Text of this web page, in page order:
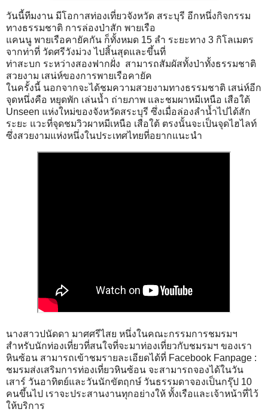
วันนี้ทีมงาน มีโอกาสท่องเที่ยวจังหวัด สระบุรี อีกหนึ่งกิจกรรม
ทางธรรมชาติ การล่องป่าสัก พายเรือ
แคนนู พายเรือคายัคกัน ก็ทั้งหมด 15 ลำ ระยะทาง 3 กิโลเมตร
จากท่าที่ วัดศรีวังม่วง ไปสิ้นสุดและขึ้นที่
ท่าสะบก ระหว่างสองฟากฝั่ง สามารถสัมผัสทั้งป่าทั้งธรรมชาติ
สวยงาม เสน่ห์ของการพายเรือคายัค
ในครั้งนี้ นอกจากจะได้ชมความสวยงามทางธรรมชาติ เสน่ห์อีก
จุดหนึ่งคือ หยุดพัก เล่นน้ำ ถ่ายภาพ และชมผาหมีเหนือ เสือใต้
Unseen แห่งใหม่ของจังหวัดสระบุรี ซึ่งเมื่อล่องลำน้ำไปได้สัก
ระยะ แวะที่จุดชมวิวผาหมีเหนือ เสือใต้ ตรงนั้นจะเป็นจุดไฮไลท์
ซึ่งสวยงามแห่งหนึ่งในประเทศไทยที่อยากแนะนำ
นางสาวปนัดดา มาศศรีไสย หนึ่งในคณะกรรมการชมรมฯ
สำหรับนักท่องเที่ยวที่สนใจที่จะมาท่องเที่ยวกับชมรมฯ ของเรา
หินซ้อน สามารถเข้าชมรายละเอียดได้ที่ Facebook Fanpage :
ชมรมส่งเสริมการท่องเที่ยวหินซ้อน จะสามารถจองได้ในวัน
เสาร์ วันอาทิตย์และวันนักขัตฤกษ์ วันธรรมดาจองเป็นกรุ๊ป 10
คนขึ้นไป เราจะประสานงานทุกอย่างให้ ทั้งเรือและเจ้าหน้าที่ไว้
ให้บริการ